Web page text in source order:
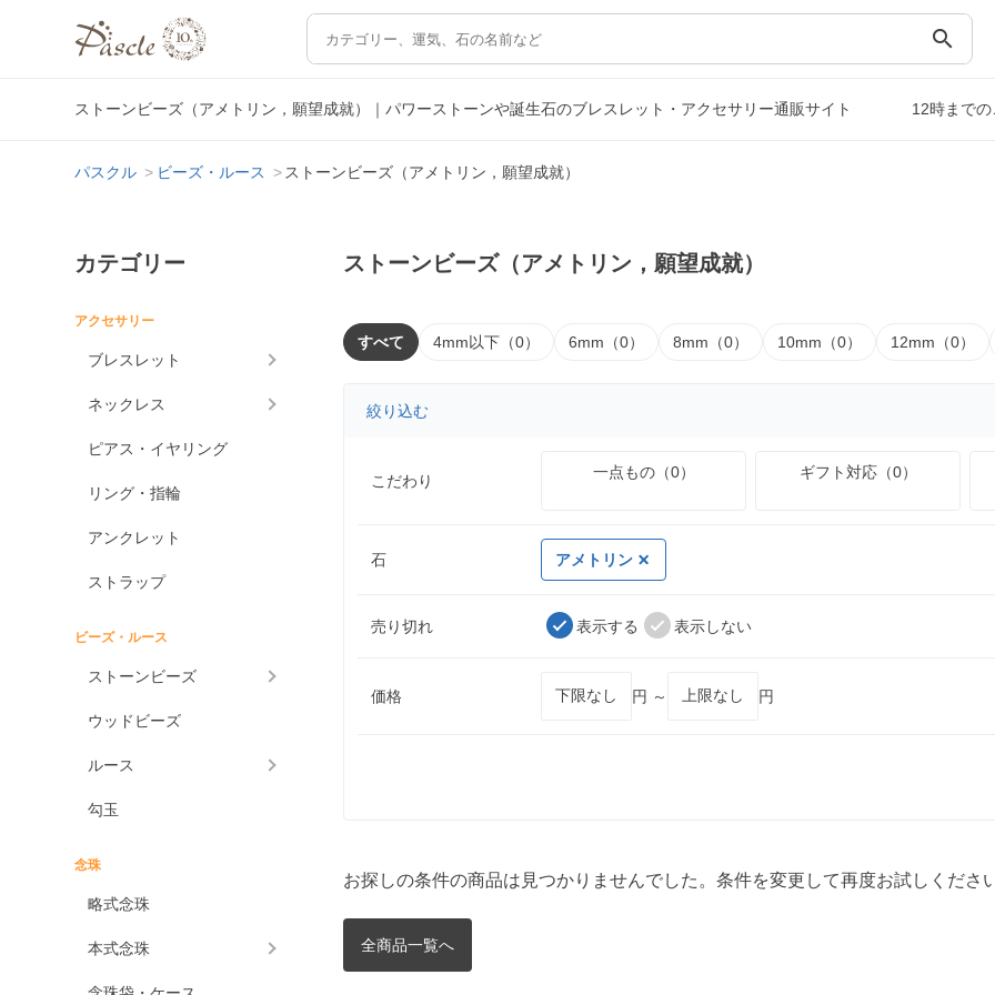
search
ストーンビーズ（アメトリン，願望成就）｜パワーストーンや誕生石のブレスレット・アクセサリー通販サイト 12時まで
パスクル ビーズ・ルース ストーンビーズ（アメトリン，願望成就）
カテゴリー
アクセサリー
ブレスレット
ネックレス
ピアス・イヤリング
リング・指輪
アンクレット
ストラップ
ビーズ・ルース
ストーンビーズ
ウッドビーズ
ルース
勾玉
念珠
略式念珠
本式念珠
ストーンビーズ（アメトリン，願望成就）
すべて 4mm以下（0） 6mm（0） 8mm（0） 10mm（0） 12mm（0）
絞り込む
こだわり 一点もの（0） ギフト対応（0）
石 アメトリン
売り切れ 表示する 表示しない
価格 円 ～ 円
お探しの条件の商品は見つかりませんでした。条件を変更して再度お試しください
全商品一覧へ